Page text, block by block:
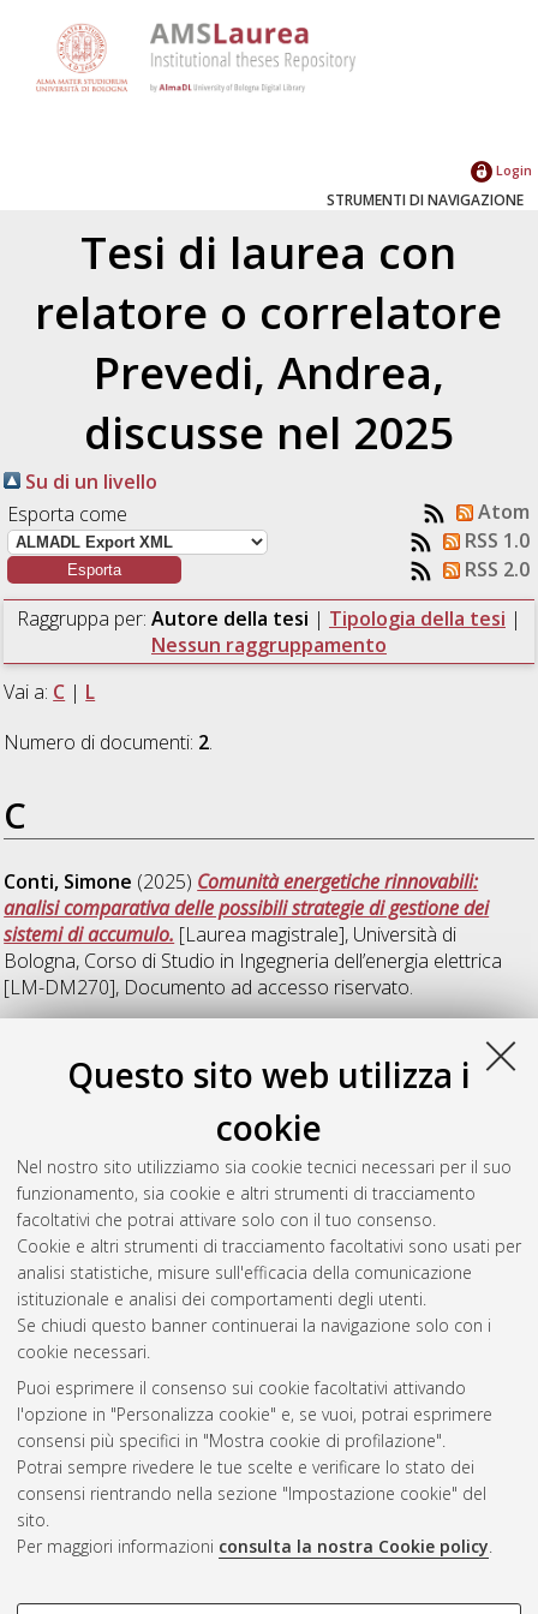
Questo sito web utilizza i
cookie
Nel nostro sito utilizziamo sia cookie tecnici necessari per il suo
funzionamento, sia cookie e altri strumenti di tracciamento
facoltativi che potrai attivare solo con il tuo consenso.
Cookie e altri strumenti di tracciamento facoltativi sono usati per
analisi statistiche, misure sull'efficacia della comunicazione
istituzionale e analisi dei comportamenti degli utenti.
Se chiudi questo banner continuerai la navigazione solo con i
cookie necessari.
Puoi esprimere il consenso sui cookie facoltativi attivando
l'opzione in "Personalizza cookie" e, se vuoi, potrai esprimere
consensi più specifici in "Mostra cookie di profilazione".
Potrai sempre rivedere le tue scelte e verificare lo stato dei
consensi rientrando nella sezione "Impostazione cookie" del
sito.
Per maggiori informazioni consulta la nostra Cookie policy.
Login
STRUMENTI DI NAVIGAZIONE
Tesi di laurea con
relatore o correlatore
Prevedi, Andrea,
discusse nel 2025
Su di un livello
Esporta come
Atom
RSS 1.0
RSS 2.0
Raggruppa per: Autore della tesi | Tipologia della tesi |
Nessun raggruppamento
Vai a: C | L
Numero di documenti: 2.
C
Conti, Simone (2025) Comunità energetiche rinnovabili:
analisi comparativa delle possibili strategie di gestione dei
sistemi di accumulo. [Laurea magistrale], Università di
Bologna, Corso di Studio in Ingegneria dell’energia elettrica
[LM-DM270], Documento ad accesso riservato.
Comunità Energetiche Rinnovabili:
elettrica locale.[Laurea magistrale], Università di Bologna,
Corso di Studio inIngegneria dell’energia elettrica [LM-
DM270]
Questa lista e' stata generata ilThu Aug 6 19:34:19 2026
CEST
Atom
Rss 1.0
Rss 2.0
AMS Laurea
Impostazioni Cookie